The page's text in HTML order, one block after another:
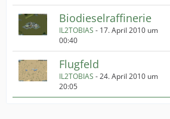
Biodieselraffinerie
IL2TOBIAS - 17. April 2010 um
00:40
Flugfeld
IL2TOBIAS -24. April 2010 um
20:05